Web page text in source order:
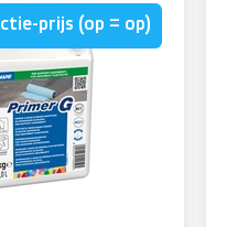
prijs (op = op)